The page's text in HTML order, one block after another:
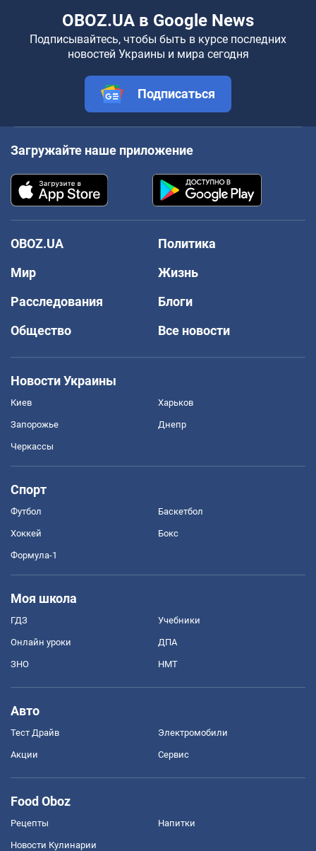
OBOZ.UA в Google News
Подписывайтесь, чтобы быть в курсе последних
новостей Украины и мира сегодня
Подписаться
Загружайте наше приложение
OBOZ.UA
Политика
Мир
Жизнь
Расследования
Блоги
Общество
Все новости
Новости Украины
Киев Харьков
Запорожье Днепр
Черкассы
Спорт
Футбол Баскетбол
Хоккей Бокс
Формула-1
Моя школа
ГДЗ Учебники
Онлайн уроки ДПА
ЗНО НМТ
Авто
Тест Драйв Электромобили
Акции Сервис
Food Oboz
Рецепты Напитки
Новости Кулинарии